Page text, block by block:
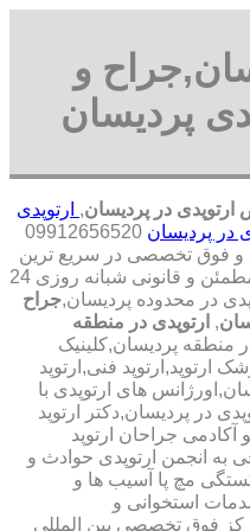
و
پردیسان
در پردیسان, ارتوپدی
در پردیسان 09912656520
و فوق تخصصی در سریع ترین
زمان و مکان و ارزان تر از همه جا مطمئن و قانونی شبانه روزی 24
در محدوده پردیسان,جراح
, ارتوپدی در منطقه
پردیسان,کلینیک
ارتوپد,ارتوپد فنی,ارتوپد
های ارتوپدی با
در پردیسان,دکتر ارتوپد
جراحان ارتوپد
به انجمن ارتوپدی حوادث و
مچ پا آسیب ها و
استخوانی و
فوق تخصصی بین المللی